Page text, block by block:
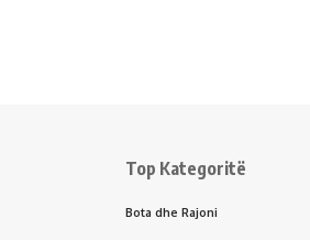
Top Kategoritë
Bota dhe Rajoni